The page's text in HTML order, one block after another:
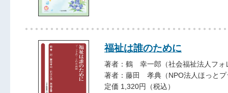
福祉は誰のために
著者：鶴 幸一郎（社会福祉法人フォ
著者：藤田 孝典（NPO法人ほっとプ
定価 1,320円（税込）